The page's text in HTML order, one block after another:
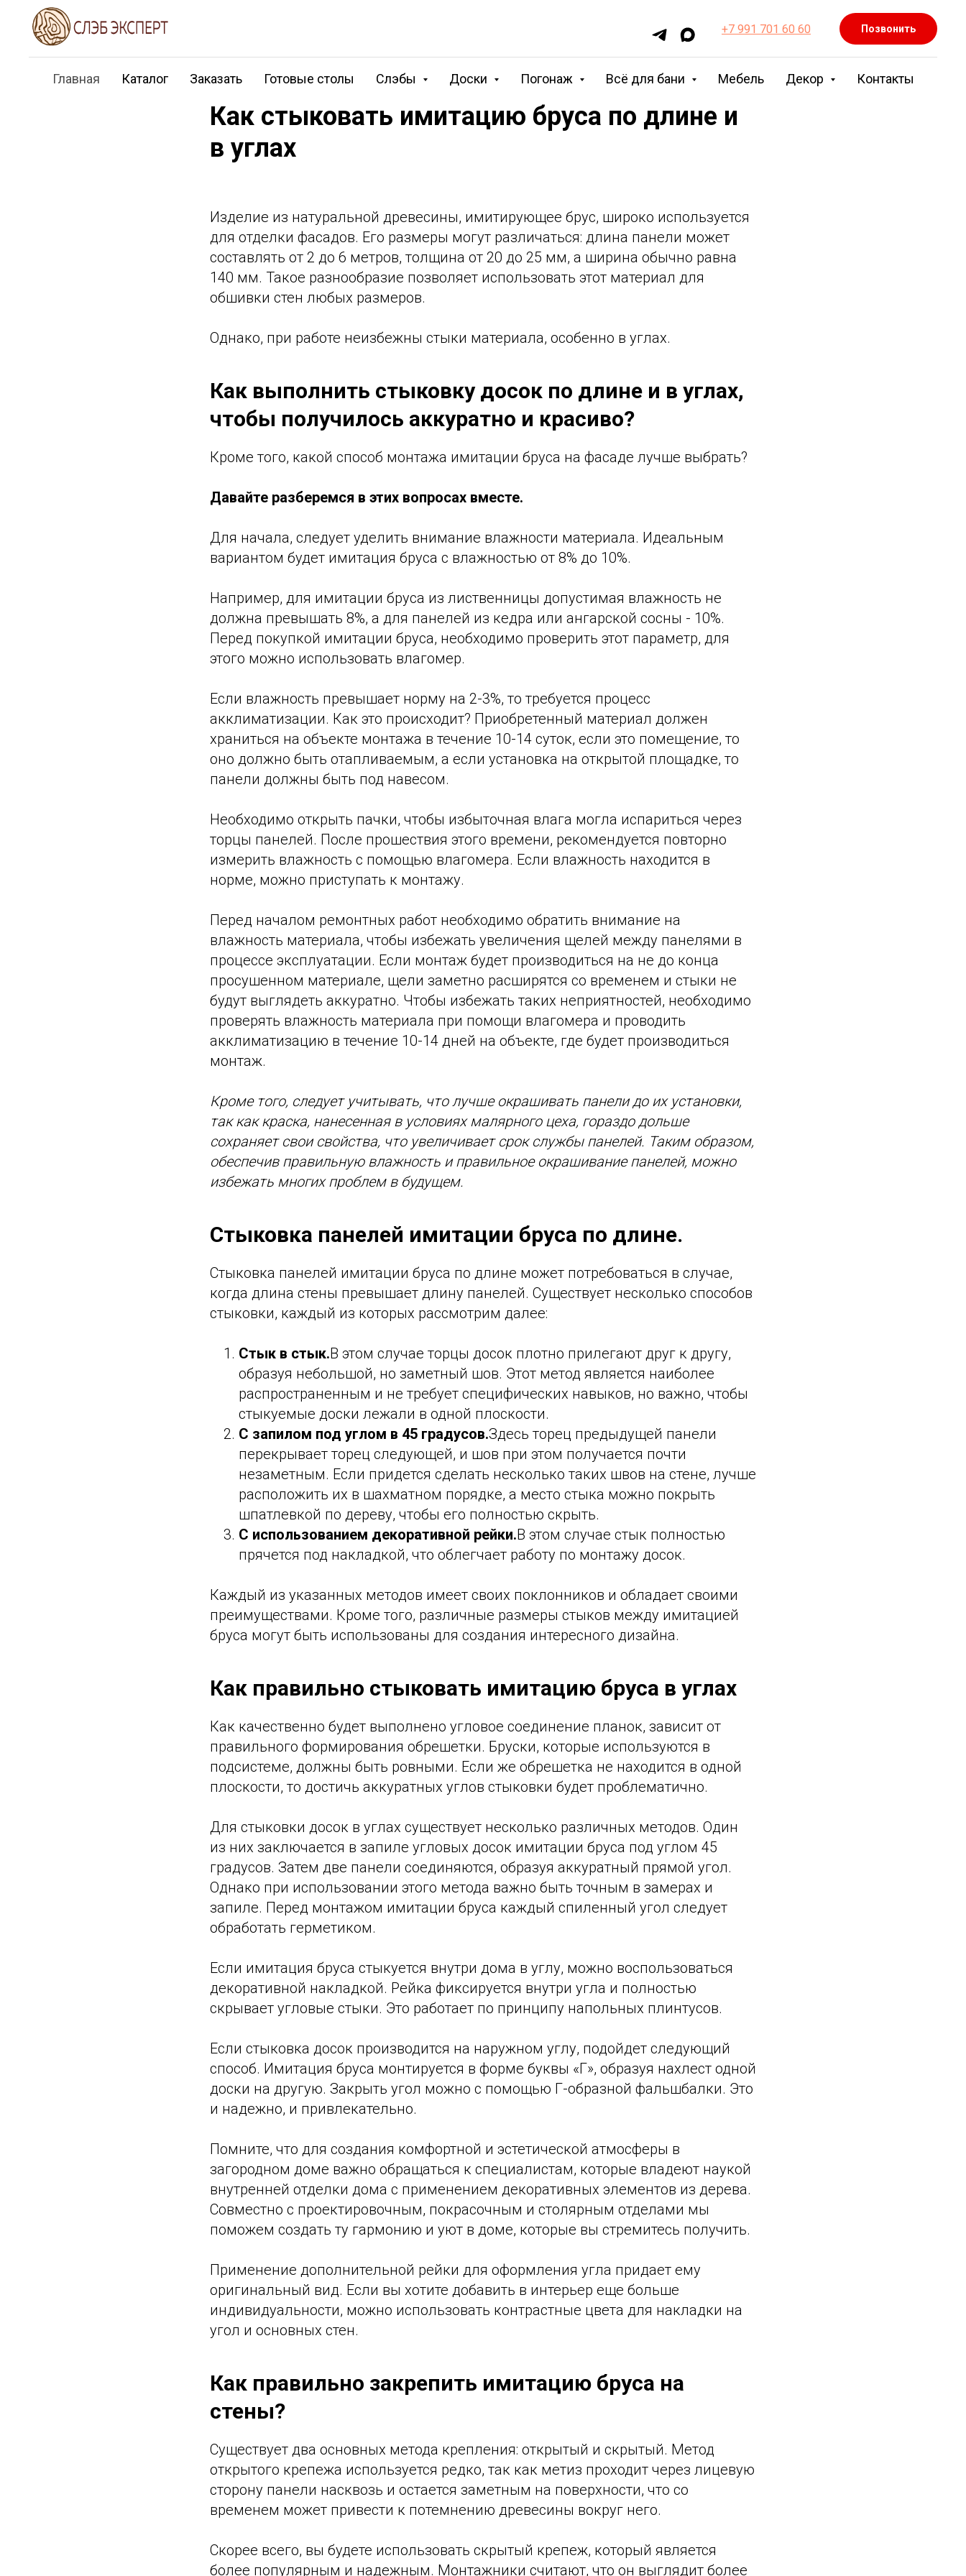
+7 991 701 60 60 Позвонить
Главная Каталог Заказать Готовые столы Слэбы Доски Погонаж Всё для бани Мебель Декор Контакты
Как стыковать имитацию бруса по длине и
в углах
Изделие из натуральной древесины, имитирующее брус, широко используется
для отделки фасадов. Его размеры могут различаться: длина панели может
составлять от 2 до 6 метров, толщина от 20 до 25 мм, а ширина обычно равна
140 мм. Такое разнообразие позволяет использовать этот материал для
обшивки стен любых размеров.
Однако, при работе неизбежны стыки материала, особенно в углах.
Как выполнить стыковку досок по длине и в углах,
чтобы получилось аккуратно и красиво?
Кроме того, какой способ монтажа имитации бруса на фасаде лучше выбрать?
Давайте разберемся в этих вопросах вместе.
Для начала, следует уделить внимание влажности материала. Идеальным
вариантом будет имитация бруса с влажностью от 8% до 10%.
Например, для имитации бруса из лиственницы допустимая влажность не
должна превышать 8%, а для панелей из кедра или ангарской сосны - 10%.
Перед покупкой имитации бруса, необходимо проверить этот параметр, для
этого можно использовать влагомер.
Если влажность превышает норму на 2-3%, то требуется процесс
акклиматизации. Как это происходит? Приобретенный материал должен
храниться на объекте монтажа в течение 10-14 суток, если это помещение, то
оно должно быть отапливаемым, а если установка на открытой площадке, то
панели должны быть под навесом.
Необходимо открыть пачки, чтобы избыточная влага могла испариться через
торцы панелей. После прошествия этого времени, рекомендуется повторно
измерить влажность с помощью влагомера. Если влажность находится в
норме, можно приступать к монтажу.
Перед началом ремонтных работ необходимо обратить внимание на
влажность материала, чтобы избежать увеличения щелей между панелями в
процессе эксплуатации. Если монтаж будет производиться на не до конца
просушенном материале, щели заметно расширятся со временем и стыки не
будут выглядеть аккуратно. Чтобы избежать таких неприятностей, необходимо
проверять влажность материала при помощи влагомера и проводить
акклиматизацию в течение 10-14 дней на объекте, где будет производиться
монтаж.
Кроме того, следует учитывать, что лучше окрашивать панели до их установки,
так как краска, нанесенная в условиях малярного цеха, гораздо дольше
сохраняет свои свойства, что увеличивает срок службы панелей. Таким образом,
обеспечив правильную влажность и правильное окрашивание панелей, можно
избежать многих проблем в будущем.
Стыковка панелей имитации бруса по длине.
Стыковка панелей имитации бруса по длине может потребоваться в случае,
когда длина стены превышает длину панелей. Существует несколько способов
стыковки, каждый из которых рассмотрим далее:
Стык в стык.В этом случае торцы досок плотно прилегают друг к другу,
образуя небольшой, но заметный шов. Этот метод является наиболее
распространенным и не требует специфических навыков, но важно, чтобы
стыкуемые доски лежали в одной плоскости.
С запилом под углом в 45 градусов.Здесь торец предыдущей панели
перекрывает торец следующей, и шов при этом получается почти
незаметным. Если придется сделать несколько таких швов на стене, лучше
расположить их в шахматном порядке, а место стыка можно покрыть
шпатлевкой по дереву, чтобы его полностью скрыть.
С использованием декоративной рейки.В этом случае стык полностью
прячется под накладкой, что облегчает работу по монтажу досок.
Каждый из указанных методов имеет своих поклонников и обладает своими
преимуществами. Кроме того, различные размеры стыков между имитацией
бруса могут быть использованы для создания интересного дизайна.
Как правильно стыковать имитацию бруса в углах
Как качественно будет выполнено угловое соединение планок, зависит от
правильного формирования обрешетки. Бруски, которые используются в
подсистеме, должны быть ровными. Если же обрешетка не находится в одной
плоскости, то достичь аккуратных углов стыковки будет проблематично.
Для стыковки досок в углах существует несколько различных методов. Один
из них заключается в запиле угловых досок имитации бруса под углом 45
градусов. Затем две панели соединяются, образуя аккуратный прямой угол.
Однако при использовании этого метода важно быть точным в замерах и
запиле. Перед монтажом имитации бруса каждый спиленный угол следует
обработать герметиком.
Если имитация бруса стыкуется внутри дома в углу, можно воспользоваться
декоративной накладкой. Рейка фиксируется внутри угла и полностью
скрывает угловые стыки. Это работает по принципу напольных плинтусов.
Если стыковка досок производится на наружном углу, подойдет следующий
способ. Имитация бруса монтируется в форме буквы «Г», образуя нахлест одной
доски на другую. Закрыть угол можно с помощью Г-образной фальшбалки. Это
и надежно, и привлекательно.
Помните, что для создания комфортной и эстетической атмосферы в
загородном доме важно обращаться к специалистам, которые владеют наукой
внутренней отделки дома с применением декоративных элементов из дерева.
Совместно с проектировочным, покрасочным и столярным отделами мы
поможем создать ту гармонию и уют в доме, которые вы стремитесь получить.
Применение дополнительной рейки для оформления угла придает ему
оригинальный вид. Если вы хотите добавить в интерьер еще больше
индивидуальности, можно использовать контрастные цвета для накладки на
угол и основных стен.
Как правильно закрепить имитацию бруса на
стены?
Существует два основных метода крепления: открытый и скрытый. Метод
открытого крепежа используется редко, так как метиз проходит через лицевую
сторону панели насквозь и остается заметным на поверхности, что со
временем может привести к потемнению древесины вокруг него.
Скорее всего, вы будете использовать скрытый крепеж, который является
более популярным и надежным. Монтажники считают, что он выглядит более